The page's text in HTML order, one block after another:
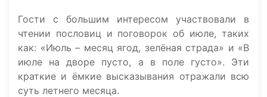
Гости с большим интересом участвовали в
чтении пословиц и поговорок об июле, таких
как: «Июль – месяц ягод, зелёная страда» и «В
июле на дворе пусто, а в поле густо». Эти
краткие и ёмкие высказывания отражали всю
суть летнего месяца.